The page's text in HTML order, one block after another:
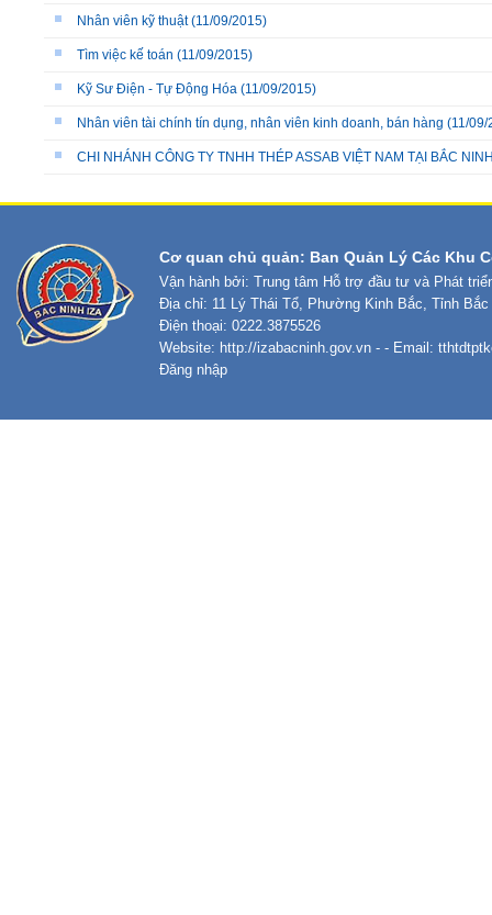
Nhân viên kỹ thuật(11/09/2015)
Tìm việc kế toán (11/09/2015)
Kỹ Sư Điện - Tự Động Hóa (11/09/2015)
Nhân viên tài chính tín dụng, nhân viên kinh doanh, bán hàng (11/09/
CHI NHÁNH CÔNG TY TNHH THÉP ASSAB VIỆT NAM TẠI BẮC
Cơ quan chủ quản: Ban Quản Lý Các Khu
Vận hành bởi: Trung tâm Hỗ trợ đầu tư và Phát
Địa chỉ: 11 Lý Thái Tổ, Phường Kinh Bắc, Tỉnh Bắc
Điện thoại: 0222.3875526
Website: http://izabacninh.gov.vn - - Email:
Đăng nhập